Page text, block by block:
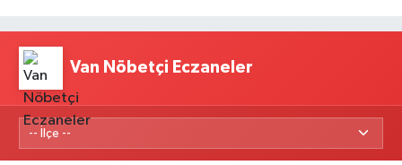
Van Nöbetçi Eczaneler